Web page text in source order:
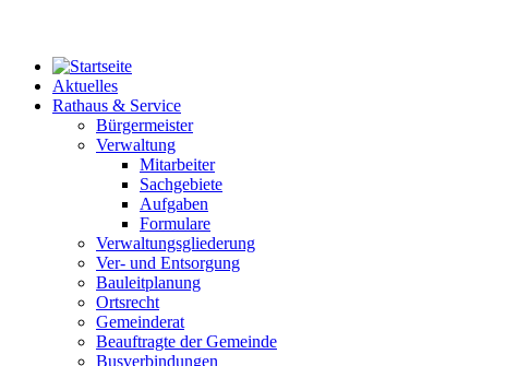
Aktuelles
Rathaus & Service
Bürgermeister
Verwaltung
Mitarbeiter
Sachgebiete
Aufgaben
Formulare
Verwaltungsgliederung
Ver- und Entsorgung
Bauleitplanung
Ortsrecht
Gemeinderat
Beauftragte der Gemeinde
Busverbindungen